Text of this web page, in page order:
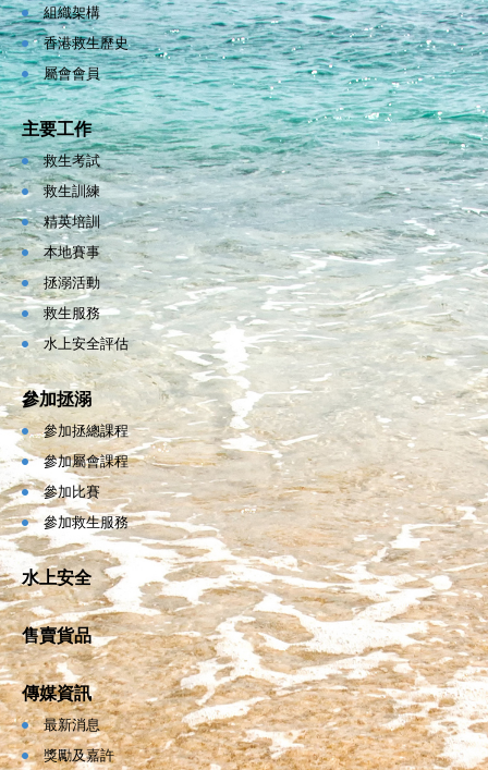
組織架構
香港救生歷史
屬會會員
主要工作
救生考試
救生訓練
精英培訓
本地賽事
拯溺活動
救生服務
水上安全評估
參加拯溺
參加拯總課程
參加屬會課程
參加比賽
參加救生服務
水上安全
售賣貨品
傳媒資訊
最新消息
獎勵及嘉許